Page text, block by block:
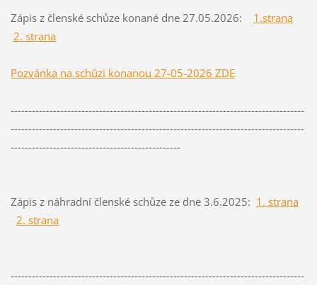
Zápis z členské schůze konané dne 27.05.2026: 1.strana
2. strana
Pozvánka na schůzi konanou 27-05-2026 ZDE
-----------------------------------------------------------------------------------
-----------------------------------------------------------------------------------
------------------------------------------------
Zápis z náhradní členské schůze ze dne 3.6.2025: 1. strana
2. strana
-----------------------------------------------------------------------------------